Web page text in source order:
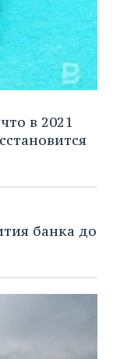
в 2021
банка до